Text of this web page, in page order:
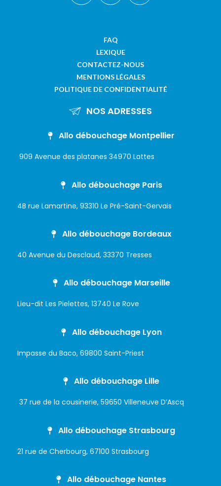
FAQ
LEXIQUE
CONTACTEZ-NOUS
MENTIONS LÉGALES
POLITIQUE DE CONFIDENTIALITÉ
NOS ADRESSES
Allo débouchage Montpellier
909 Avenue des platanes 34970 Lattes
Allo débouchage Paris
4B rue Lamartine, 93310 Le Pré-Saint-Gervais
Allo débouchage Bordeaux
40 Avenue du Desclaud, 33370 Tresses
Allo débouchage Marseille
Lieu-dit Les Pielettes, 13740 Le Rove
Allo débouchage Lyon
Impasse du Baco, 69800 Saint-Priest
Allo débouchage Lille
37 rue de la cousinerie, 59650 Villeneuve D’Ascq
Allo débouchage Strasbourg
21 rue de Cherbourg, 67100 Strasbourg
Allo débouchage Nantes